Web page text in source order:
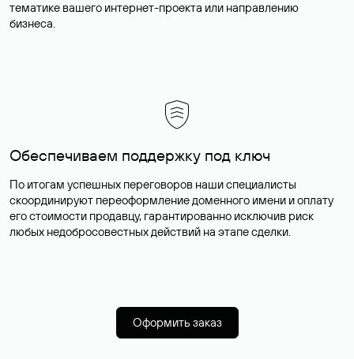
тематике вашего интернет-проекта или направлению
бизнеса.
Обеспечиваем поддержку под ключ
По итогам успешных переговоров наши специалисты
скоординируют переоформление доменного имени и оплату
его стоимости продавцу, гарантированно исключив риск
любых недобросовестных действий на этапе сделки.
Оформить заказ